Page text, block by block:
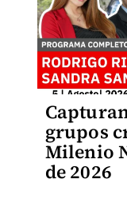
grupos
Milenio
de 2026